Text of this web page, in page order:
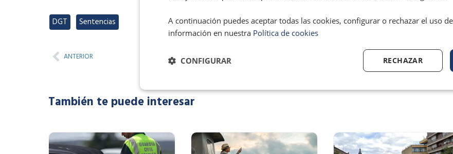
DGT Sentencias
Prev
ANTERIOR SIGUIENTE
También te puede interesar
A continuación puedes aceptar todas las cookies, configurar o rechazar el uso
información en nuestra Política de cookies
RECHAZAR
CONFIGURAR